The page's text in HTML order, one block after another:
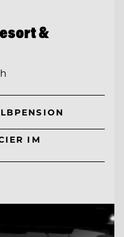
&